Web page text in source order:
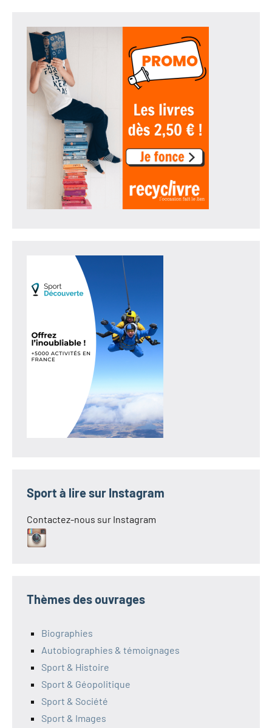
Sport à lire sur Instagram
Contactez-nous sur Instagram
Thèmes des ouvrages
Biographies
Autobiographies & témoignages
Sport & Histoire
Sport & Géopolitique
Sport & Société
Sport & Images